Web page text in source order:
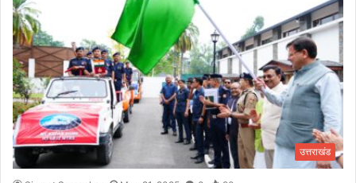
उत्तराखंड